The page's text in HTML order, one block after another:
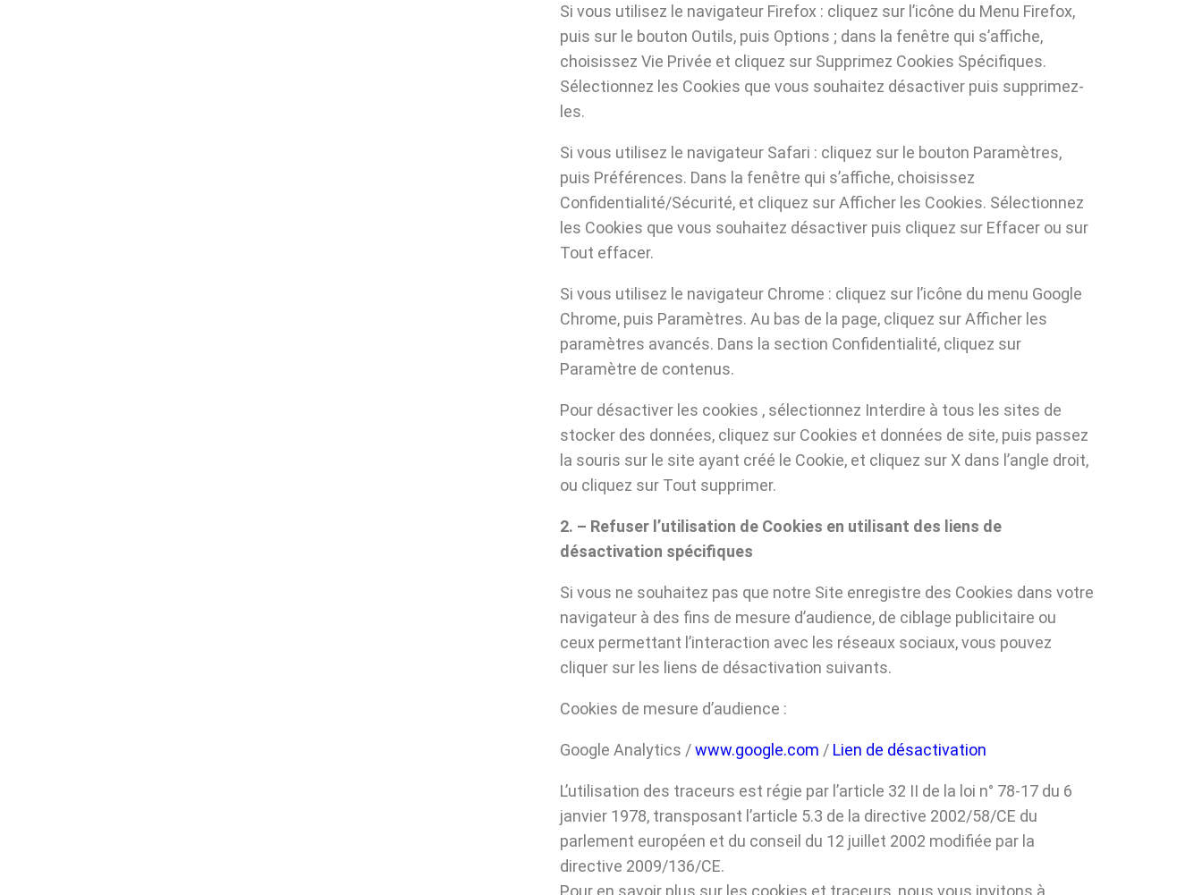
Si vous utilisez le navigateur Firefox : cliquez sur l’icône du Menu Firefox,
puis sur le bouton Outils, puis Options ; dans la fenêtre qui s’affiche,
choisissez Vie Privée et cliquez sur Supprimez Cookies Spécifiques.
Sélectionnez les Cookies que vous souhaitez désactiver puis supprimez-
les.
Si vous utilisez le navigateur Safari : cliquez sur le bouton Paramètres,
puis Préférences. Dans la fenêtre qui s’affiche, choisissez
Confidentialité/Sécurité, et cliquez sur Afficher les Cookies. Sélectionnez
les Cookies que vous souhaitez désactiver puis cliquez sur Effacer ou sur
Tout effacer.
Si vous utilisez le navigateur Chrome : cliquez sur l’icône du menu Google
Chrome, puis Paramètres. Au bas de la page, cliquez sur Afficher les
paramètres avancés. Dans la section Confidentialité, cliquez sur
Paramètre de contenus.
Pour désactiver les cookies , sélectionnez Interdire à tous les sites de
stocker des données, cliquez sur Cookies et données de site, puis passez
la souris sur le site ayant créé le Cookie, et cliquez sur X dans l’angle droit,
ou cliquez sur Tout supprimer.
2. – Refuser l’utilisation de Cookies en utilisant des liens de
désactivation spécifiques
Si vous ne souhaitez pas que notre Site enregistre des Cookies dans votre
navigateur à des fins de mesure d’audience, de ciblage publicitaire ou
ceux permettant l’interaction avec les réseaux sociaux, vous pouvez
cliquer sur les liens de désactivation suivants.
Cookies de mesure d’audience :
Google Analytics /www.google.com / Lien de désactivation
L’utilisation des traceurs est régie par l’article 32 II de la loi n° 78-17 du 6
janvier 1978, transposant l’article 5.3 de la directive 2002/58/CE du
parlement européen et du conseil du 12 juillet 2002 modifiée par la
directive 2009/136/CE.
Pour en savoir plus sur les cookies et traceurs, nous vous invitons à